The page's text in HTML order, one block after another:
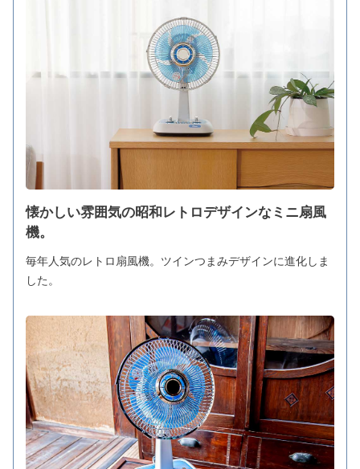
懐かしい雰囲気の昭和レトロデザインなミニ扇風
機。
毎年人気のレトロ扇風機。ツインつまみデザインに進化しま
した。